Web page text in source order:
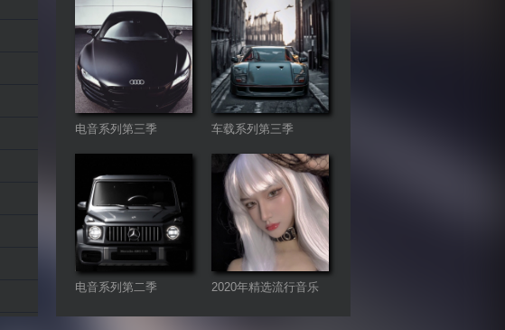
电音系列第三季 车载系列第三季
电音系列第二季
2020年精选流行音乐